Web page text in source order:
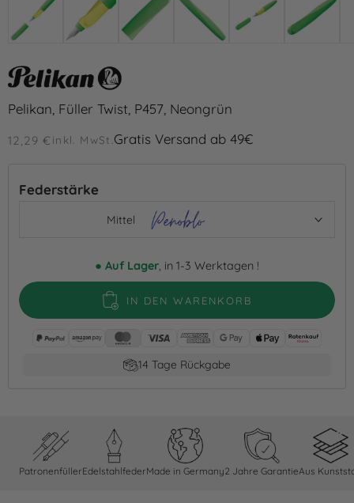
Pelikan, Füller Twist, P457, Neongrün
12,29 € inkl. MwSt. Gratis Versand ab 49€
Federstärke
Mittel
● Auf Lager, in 1-3 Werktagen !
IN DEN WARENKORB
Bezahle nach 30 Tagen
PatronenfüllerEdelstahlfederMade in Germany2 Jahre GarantieAus